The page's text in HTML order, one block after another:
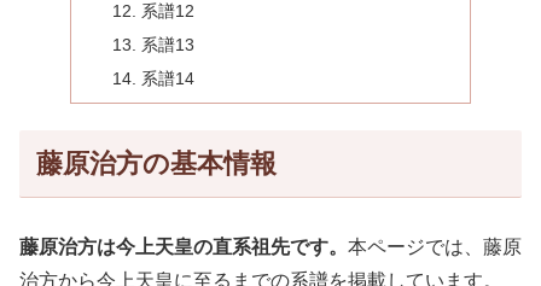
系譜12
系譜13
系譜14
藤原治方の基本情報
藤原治方は今上天皇の直系祖先です。 本ページでは、藤原
治方から今上天皇に至るまでの系譜を掲載しています。